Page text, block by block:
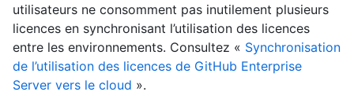
utilisateurs ne consomment pas inutilement plusieurs
licences en synchronisant l’utilisation des licences
entre les environnements. Consultez « Synchronisation
de l’utilisation des licences de GitHub Enterprise
Server vers le cloud ».